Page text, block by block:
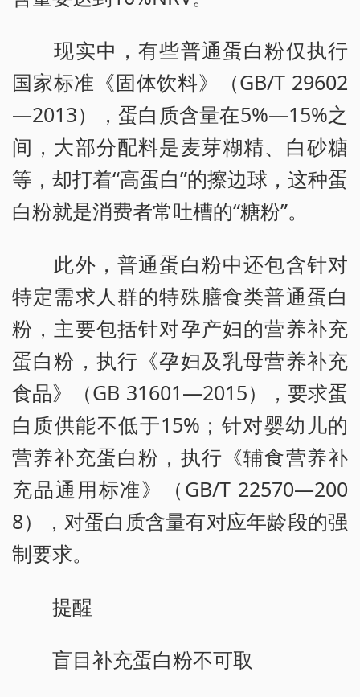
现实中，有些普通蛋白粉仅执行
国家标准《固体饮料》（GB/T 29602
—2013），蛋白质含量在5%—15%之
间，大部分配料是麦芽糊精、白砂糖
等，却打着“高蛋白”的擦边球，这种蛋
白粉就是消费者常吐槽的“糖粉”。
此外，普通蛋白粉中还包含针对
特定需求人群的特殊膳食类普通蛋白
粉，主要包括针对孕产妇的营养补充
蛋白粉，执行《孕妇及乳母营养补充
食品》（GB 31601—2015），要求蛋
白质供能不低于15%；针对婴幼儿的
营养补充蛋白粉，执行《辅食营养补
充品通用标准》（GB/T 22570—200
8），对蛋白质含量有对应年龄段的强
制要求。
提醒
盲目补充蛋白粉不可取